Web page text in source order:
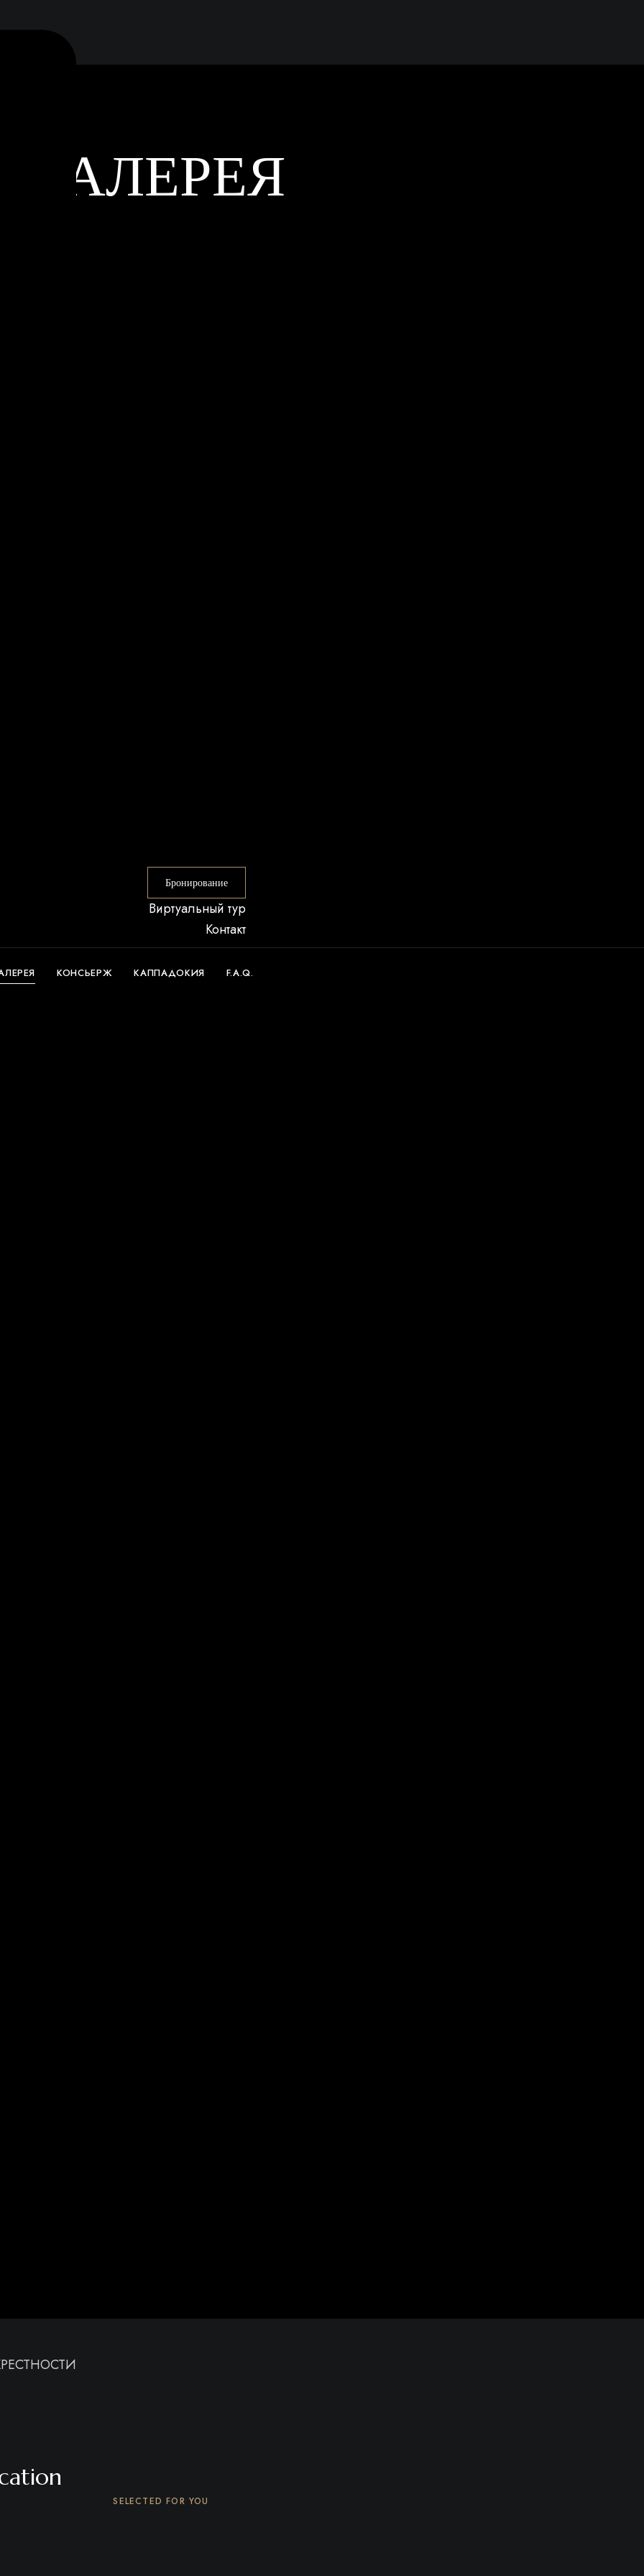
Бронирование
Виртуальный тур
Контакт
КОНСЬЕРЖ КАППАДОКИЯ F.A.Q.
ГАЛЕРЕЯ
SELECTED FOR YOU